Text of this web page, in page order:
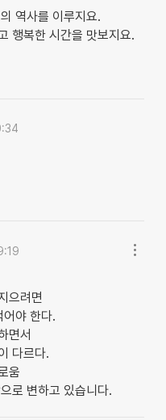
역사를 이루지요.
행복한 시간을 맛보지요.
으려면
어야 한다.
면서
다르다.
움
로 변하고 있습니다.